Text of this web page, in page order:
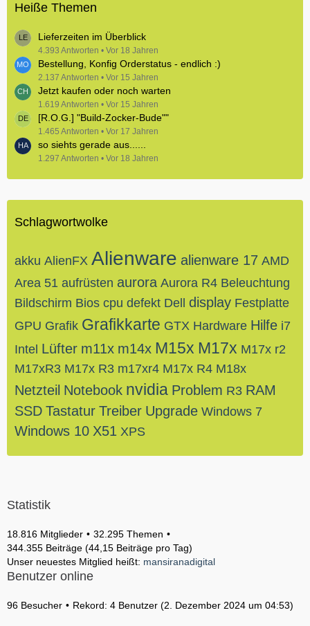
Heiße Themen
Lieferzeiten im Überblick
4.393 Antworten Vor 18 Jahren
Bestellung, Konfig Orderstatus - endlich :)
2.137 Antworten Vor 15 Jahren
Jetzt kaufen oder noch warten
1.619 Antworten Vor 15 Jahren
[R.O.G.] "Build-Zocker-Bude""
1.465 Antworten Vor 17 Jahren
so siehts gerade aus......
1.297 Antworten Vor 18 Jahren
Schlagwortwolke
akku AlienFX Alienware alienware 17 AMD
Area 51 aufrüsten aurora Aurora R4 Beleuchtung
Bildschirm Bios cpu defekt Dell display Festplatte
GPU Grafik Grafikkarte GTX Hardware Hilfe i7
Intel Lüfter m11x m14x M15x M17x M17x r2
M17xR3 M17x R3 m17xr4 M17x R4 M18x
Netzteil Notebook nvidia Problem R3 RAM
SSD Tastatur Treiber Upgrade Windows 7
Windows 10 X51 XPS
Statistik
18.816 Mitglieder
32.295 Themen
344.355 Beiträge (44,15 Beiträge pro Tag)
Unser neuestes Mitglied heißt: mansiranadigital
Benutzer online
96 Besucher Rekord: 4 Benutzer (2. Dezember 2024 um 04:53)